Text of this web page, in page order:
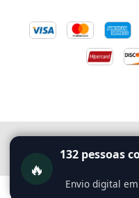
Ao navegar por este site
🔥
132 pessoas
Envio digital
Copyright Primazia